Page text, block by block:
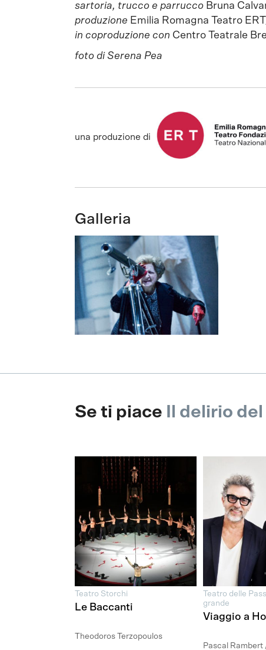
sartoria, trucco e parrucco Bruna
produzione Emilia Romagna Teatro
in coproduzione con Centro Teatrale
foto di Serena Pea
una produzione di
Galleria
Se ti piace Il delirio
Teatro Storchi
Le Baccanti
Theodoros Terzopoulos
Teatro delle
grande
Viaggio a
Pascal Rambert